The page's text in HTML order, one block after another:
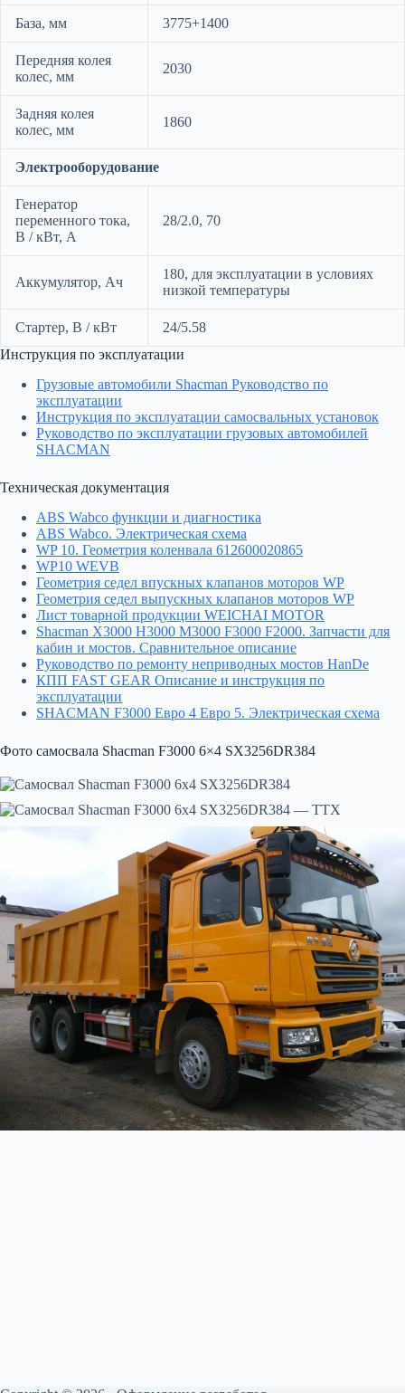
База, мм 3775+1400
Передняя колея
колес, мм
2030
Задняя колея
колес, мм
1860
Электрооборудование
Генератор
переменного тока,
В / кВт, А
28/2.0, 70
Аккумулятор, Ач
180, для эксплуатации в условиях
низкой температуры
Стартер, В / кВт
24/5.58
Инструкция по эксплуатации
Грузовые автомобили Shacman Руководство по
эксплуатации
Инструкция по эксплуатации самосвальных установок
Руководство по эксплуатации грузовых автомобилей
SHACMAN
Техническая документация
ABS Wabco функции и диагностика
ABS Wabco. Электрическая схема
WP 10. Геометрия коленвала 612600020865
WP10 WEVB
Геометрия седел впускных клапанов моторов WP
Геометрия седел выпускных клапанов моторов WP
Лист товарной продукции WEICHAI MOTOR
Shacman X3000 H3000 M3000 F3000 F2000. Запчасти для
кабин и мостов. Сравнительное описание
Руководство по ремонту неприводных мостов HanDe
КПП FAST GEAR Описание и инструкция по
эксплуатации
SHACMAN F3000 Евро 4 Евро 5. Электрическая схема
Фото самосвала Shacman F3000 6×4 SX3256DR384